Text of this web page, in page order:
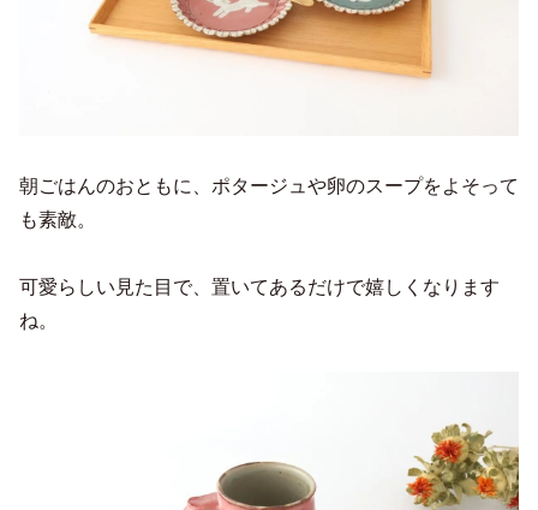
朝ごはんのおともに、ポタージュや卵のスープをよそって
も素敵。
可愛らしい見た目で、置いてあるだけで嬉しくなります
ね。